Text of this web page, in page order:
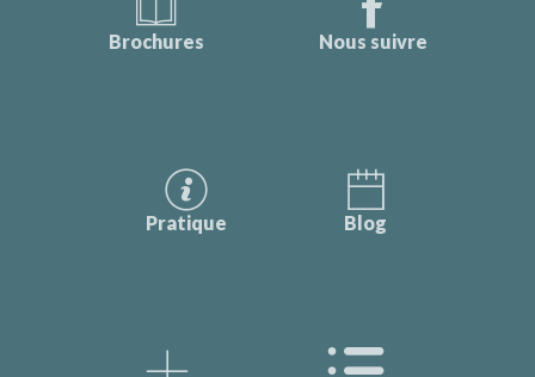
Brochures Nous suivre
Pratique Blog